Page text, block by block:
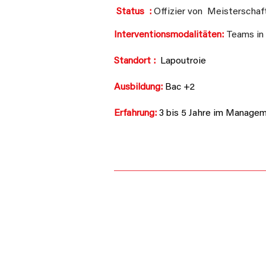
Status : Offizier von
Interventionsmodalitäten: Teams in
Standort : Lapoutroie
Ausbildung: Bac +2
Erfahrung: 3 bis 5 Jahre im